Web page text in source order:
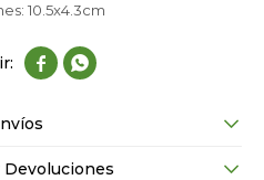
10.5x4.3cm
 
Devoluciones